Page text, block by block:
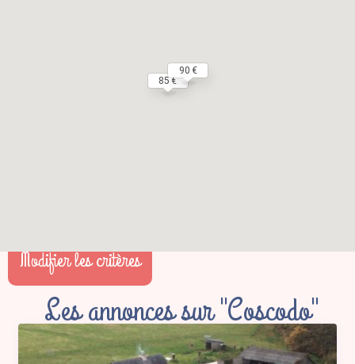
85 €
90 €
Modifier les critères
Les annonces sur "Coscodo"